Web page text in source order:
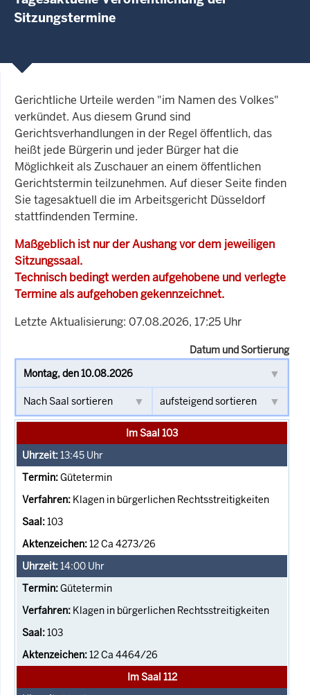
Sitzungstermine
Gerichtliche Urteile werden "im Namen des Volkes"
verkündet. Aus diesem Grund sind
Gerichtsverhandlungen in der Regel öffentlich, das
heißt jede Bürgerin und jeder Bürger hat die
Möglichkeit als Zuschauer an einem öffentlichen
Gerichtstermin teilzunehmen. Auf dieser Seite finden
Sie tagesaktuell die im Arbeitsgericht Düsseldorf
stattfindenden Termine.
Maßgeblich ist nur der Aushang vor dem jeweiligen
Sitzungssaal.
Technisch bedingt werden aufgehobene und verlegte
Termine als aufgehoben gekennzeichnet.
Letzte Aktualisierung: 07.08.2026, 17:25 Uhr
Datum und Sortierung
Im Saal 103
13:45 Uhr
Gütetermin
Klagen in bürgerlichen Rechtsstreitigkeiten
103
12 Ca 4273/26
14:00 Uhr
Gütetermin
Klagen in bürgerlichen Rechtsstreitigkeiten
103
12 Ca 4464/26
Im Saal 112